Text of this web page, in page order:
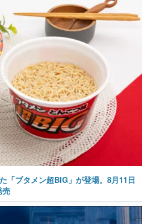
「ブタメン超BIG」が登場。8月11日
売